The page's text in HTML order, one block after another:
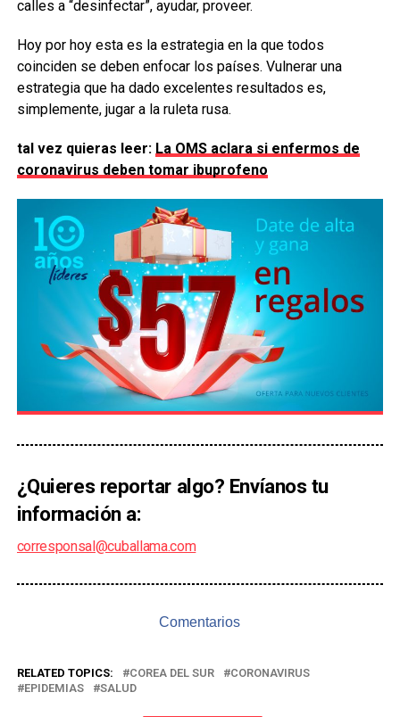
calles a “desinfectar”, ayudar, proveer.
Hoy por hoy esta es la estrategia en la que todos
coinciden se deben enfocar los países. Vulnerar una
estrategia que ha dado excelentes resultados es,
simplemente, jugar a la ruleta rusa.
tal vez quieras leer: La OMS aclara si enfermos de
coronavirus deben tomar ibuprofeno
¿Quieres reportar algo? Envíanos tu
información a:
corresponsal@cuballama.com
Comentarios
RELATED TOPICS: COREA DEL SUR
CORONAVIRUS
EPIDEMIAS
SALUD